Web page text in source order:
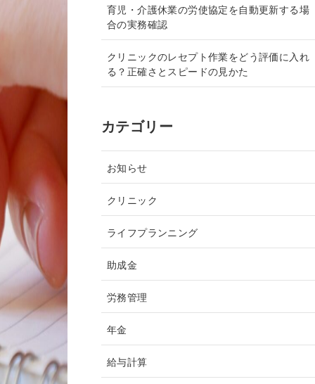
育児・介護休業の労使協定を自動更新する場
合の実務確認
クリニックのレセプト作業をどう評価に入れ
る？正確さとスピードの見かた
カテゴリー
お知らせ
クリニック
ライフプランニング
助成金
労務管理
年金
給与計算